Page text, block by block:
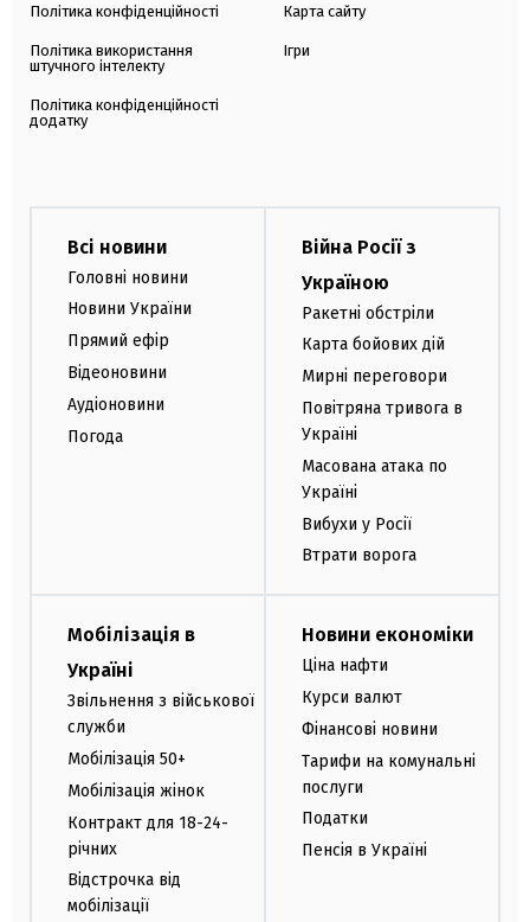
Політика конфіденційності
Політика використання
штучного інтелекту
Політика конфіденційності
додатку
Карта сайту
Ігри
Всі новини
Головні новини
Новини України
Прямий ефір
Відеоновини
Аудіоновини
Погода
Війна Росії з
Україною
Ракетні обстріли
Карта бойових дій
Мирні переговори
Повітряна тривога в
Україні
Масована атака по
Україні
Вибухи у Росії
Втрати ворога
Мобілізація в
Україні
Звільнення з військової
служби
Мобілізація 50+
Мобілізація жінок
Контракт для 18-24-
річних
Відстрочка від
мобілізації
Новини економіки
Ціна нафти
Курси валют
Фінансові новини
Тарифи на комунальні
послуги
Податки
Пенсія в Україні